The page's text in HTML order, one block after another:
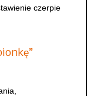
czerpie